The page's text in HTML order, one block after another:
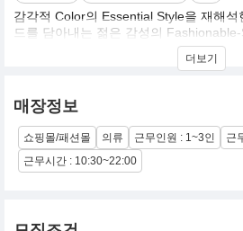
감각적 Color의 Essential Style을 재해석
드를 담아내는 젊은 감성의
더보기
매장정보
쇼핑몰/패션몰 의류 근무인원 : 1~3인
근
근무시간 : 10:30~22:00